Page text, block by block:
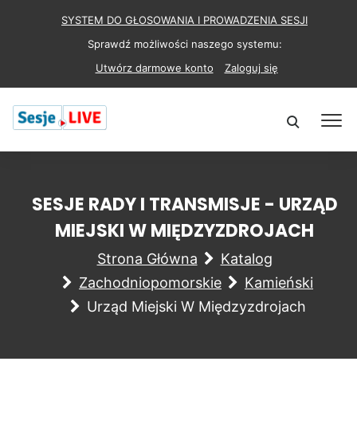
SYSTEM DO GŁOSOWANIA I PROWADZENIA SESJI
Sprawdź możliwości naszego systemu:
Utwórz darmowe konto
Zaloguj się
SESJE RADY I TRANSMISJE - URZĄD
MIEJSKI W MIĘDZYZDROJACH
Strona Główna
Katalog
Zachodniopomorskie
Kamieński
Urząd Miejski W Międzyzdrojach